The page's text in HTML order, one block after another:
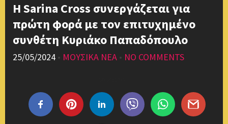
H Sarina Cross συνεργάζεται για
πρώτη φορά με τον επιτυχημένο
συνθέτη Kυριάκο Παπαδόπουλο
25/05/2024 • ΜΟΥΣΙΚΑ ΝΕΑ • NO COMMENTS